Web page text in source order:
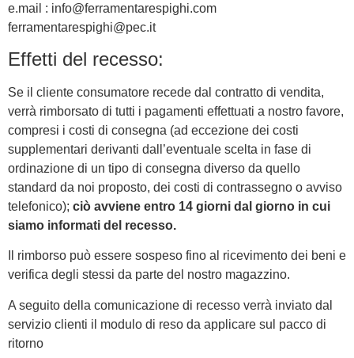
e.mail : info@ferramentarespighi.com
ferramentarespighi@pec.it
Effetti del recesso:
Se il cliente consumatore recede dal contratto di vendita,
verrà rimborsato di tutti i pagamenti effettuati a nostro favore,
compresi i costi di consegna (ad eccezione dei costi
supplementari derivanti dall’eventuale scelta in fase di
ordinazione di un tipo di consegna diverso da quello
standard da noi proposto, dei costi di contrassegno o avviso
telefonico); ciò avviene entro 14 giorni dal giorno in cui
siamo informati del recesso.
Il rimborso può essere sospeso fino al ricevimento dei beni e
verifica degli stessi da parte del nostro magazzino.
A seguito della comunicazione di recesso verrà inviato dal
servizio clienti il modulo di reso da applicare sul pacco di
ritorno